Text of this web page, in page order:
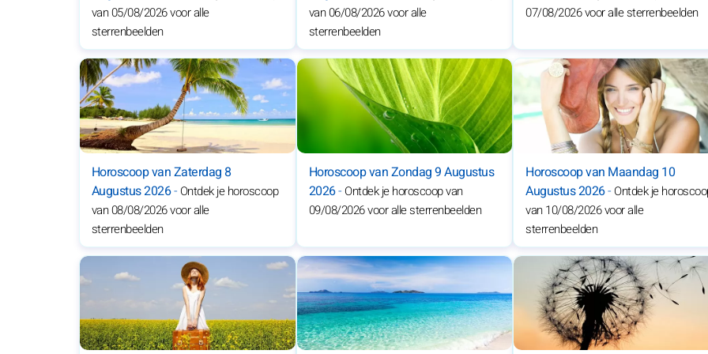
van 05/08/2026 voor alle
sterrenbeelden
van 06/08/2026 voor alle
sterrenbeelden
07/08/2026 voor alle sterrenbeelden
Horoscoop van Zaterdag 8
Augustus 2026- Ontdek je horoscoop
van 08/08/2026 voor alle
sterrenbeelden
Horoscoop van Zondag 9 Augustus
2026- Ontdek je horoscoop van
09/08/2026 voor alle sterrenbeelden
Horoscoop van Maandag 10
Augustus 2026- Ontdek je
van 10/08/2026 voor alle
sterrenbeelden